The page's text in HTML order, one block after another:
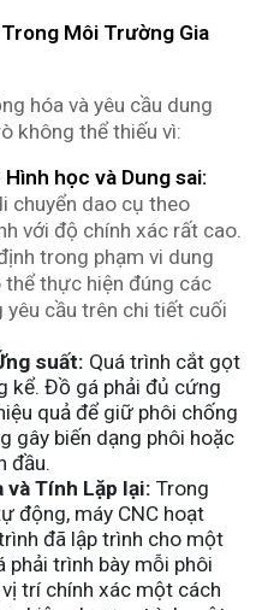
Môi Trường Gia
hóa và yêu cầu dung
không thể thiếu vì:
học và Dung sai:
chuyển dao cụ theo
với độ chính xác rất cao.
trong phạm vi dung
thực hiện đúng các
cầu trên chi tiết cuối
suất: Quá trình cắt gọt
kể. Đồ gá phải đủ cứng
quả để giữ phôi chống
gây biến dạng phôi hoặc
đầu.
Tính Lặp lại: Trong
động, máy CNC hoạt
đã lập trình cho một
trình bày mỗi phôi
trí chính xác một cách